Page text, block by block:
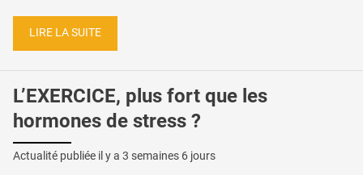
LIRE LA SUITE
L’EXERCICE, plus fort que les
hormones de stress ?
Actualité publiée il y a 3 semaines 6 jours